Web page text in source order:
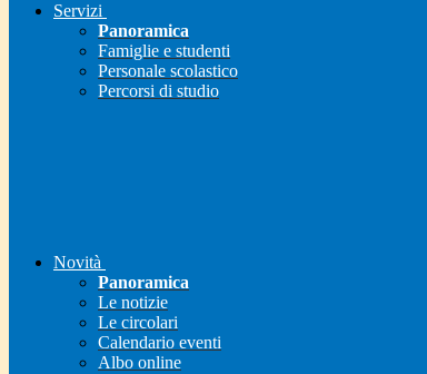
Servizi
Panoramica
Famiglie e studenti
Personale scolastico
Percorsi di studio
Novità
Panoramica
Le notizie
Le circolari
Calendario eventi
Albo online